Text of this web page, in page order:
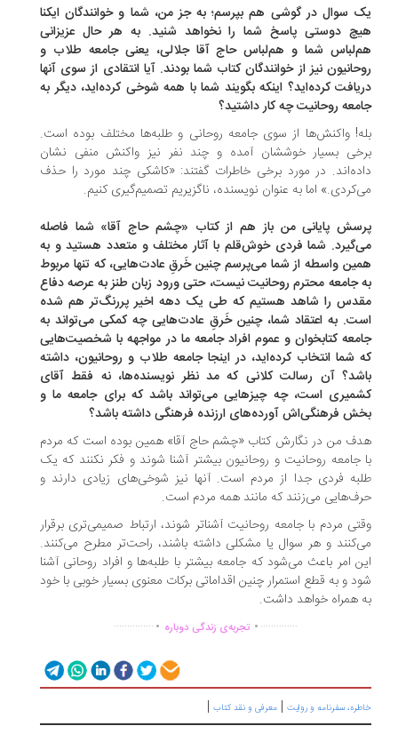
سوال در گوشی هم بپرسم؛ به جز من، شما و خوانندگان ایکنا
دوستی پاسخ شما را نخواهد شنید. به هر حال عزیزانی
شما و هم‌لباس حاج آقا جلالی، یعنی جامعه طلاب و
نیز از خوانندگان کتاب شما بودند. آیا انتقادی از سوی آنها
کرده‌اید؟ اینکه بگویند شما با همه شوخی کرده‌اید، دیگر به
روحانیت چه کار داشتید؟
واکنش‌ها از سوی جامعه روحانی و طلبه‌ها مختلف بوده است.
بسیار خوششان آمده و چند نفر نیز واکنش منفی نشان
در مورد برخی خاطرات گفتند: «کاشکی چند مورد را حذف
اما به عنوان نویسنده، ناگزیریم تصمیم‌گیری کنیم.
پایانی من باز هم از کتاب «چشم حاج آقا» شما فاصله
شما فردی خوش‌قلم با آثار مختلف و متعدد هستید و به
واسطه از شما می‌پرسم چنین خَرقِ عادت‌هایی، که تنها مربوط
جامعه محترم روحانیت نیست، حتی ورود زبان طنز به عرصه دفاع
را شاهد هستیم که طی یک دهه اخیر پررنگ‌تر هم شده
به اعتقاد شما، چنین خَرقِ عادت‌هایی چه کمکی می‌تواند به
کتابخوان و عموم افراد جامعه ما در مواجهه با شخصیت‌هایی
شما انتخاب کرده‌اید، در اینجا جامعه طلاب و روحانیون، داشته
آن رسالت کلانی که مد نظر نویسنده‌ها، نه فقط آقای
است، چه چیزهایی می‌تواند باشد که برای جامعه ما و
فرهنگی‌اش آورده‌های ارزنده فرهنگی داشته باشد؟
من در نگارش کتاب «چشم حاج آقا» همین بوده است که مردم
جامعه روحانیت و روحانیون بیشتر آشنا شوند و فکر نکنند که یک
فردی جدا از مردم است. آنها نیز شوخی‌های زیادی دارند و
می‌زنند که مانند همه مردم است.
مردم با جامعه روحانیت آشناتر شوند، ارتباط صمیمی‌تری برقرار
و هر سوال یا مشکلی داشته باشند، راحت‌تر مطرح می‌کنند.
امر باعث می‌شود که جامعه بیشتر با طلبه‌ها و افراد روحانی آشنا
و به قطع استمرار چنین اقداماتی برکات معنوی بسیار خوبی با خود
همراه خواهد داشت.
............... .تجربه‌ی زندگی دوباره ...............
سفرنامه‌ و روایت|معرفی و نقد کتاب|